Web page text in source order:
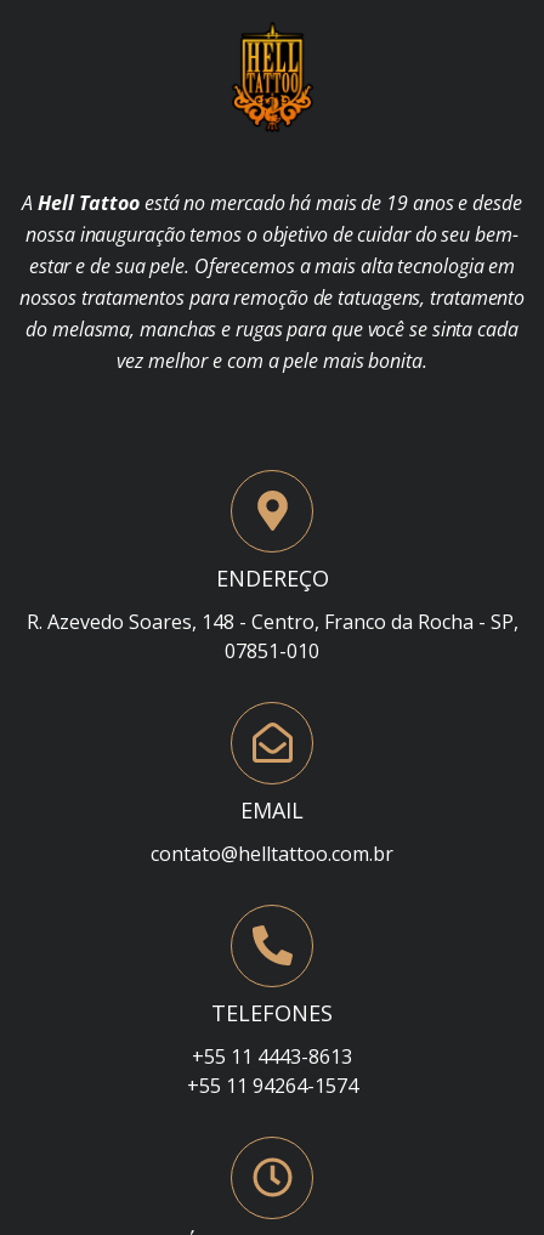
AHell Tattooestá no mercado há mais de 19 anos e desde
nossa inauguração temos o objetivo de cuidar do seu bem-
estar e de sua pele. Oferecemos a mais alta tecnologia em
nossos tratamentos para remoção de tatuagens, tratamento
do melasma, manchas e rugas para que você se sinta cada
vez melhor e com a pele mais bonita.
ENDEREÇO
R. Azevedo Soares, 148 - Centro, Franco da Rocha - SP,
07851-010
EMAIL
contato@helltattoo.com.br
TELEFONES
+55 11 4443-8613
+55 11 94264-1574